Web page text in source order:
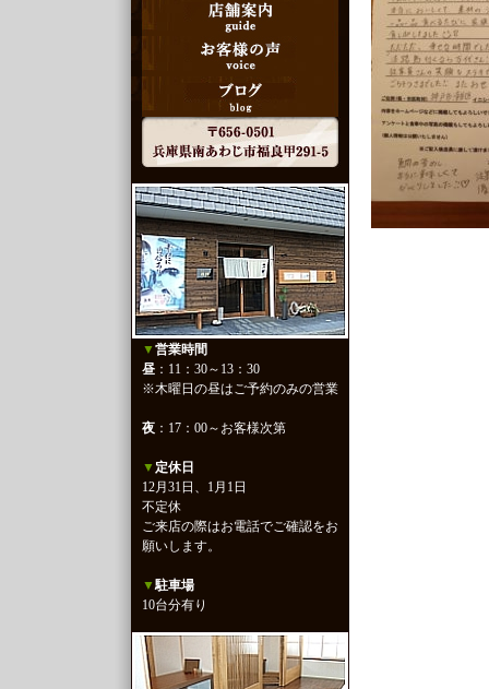
▼営業時間
昼 ：11：30～13：30
※木曜日の昼はご予約のみの営業
夜 ：17：00～お客様次第
▼ 定休日
12月31日、1月1日
不定休
ご来店の際はお電話でご確認をお
願いします。
▼駐車場
10台分有り